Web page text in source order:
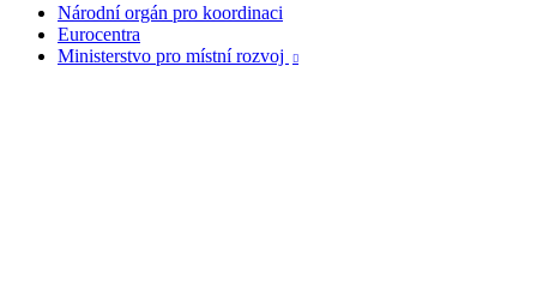
Národní orgán pro koordinaci
Eurocentra
Ministerstvo pro místní rozvoj
